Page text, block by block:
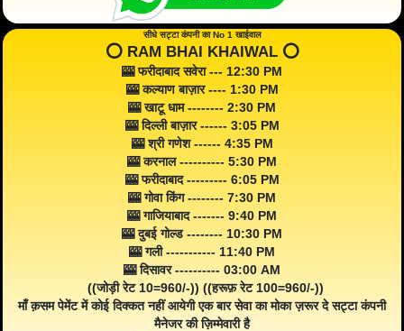
सीधे सट्टा कंपनी का No 1 खाईवाल
⭕️ RAM BHAI KHAIWAL ⭕️
🎰 फरीदाबाद सवेरा --- 12:30 PM
🎰 कल्याण बाज़ार ---- 1:30 PM
🎰 खाटू धाम -------- 2:30 PM
🎰 दिल्ली बाज़ार ------ 3:05 PM
🎰 श्री गणेश ------ 4:35 PM
🎰 करनाल ---------- 5:30 PM
🎰 फरीदाबाद --------- 6:05 PM
🎰 गोवा किंग -------- 7:30 PM
🎰 गाजियाबाद ------- 9:40 PM
🎰 दुबई गोल्ड -------- 10:30 PM
🎰 गली ----------- 11:40 PM
🎰 दिसावर ---------- 03:00 AM
((जोड़ी रेट 10=960/-)) ((हरूफ़ रेट 100=960/-))
माँ क़सम पेमेंट में कोई दिक्कत नहीं आयेगी एक बार सेवा का मोका ज़रूर दे सट्टा कंपनी
मैनेजर की ज़िम्मेवारी है